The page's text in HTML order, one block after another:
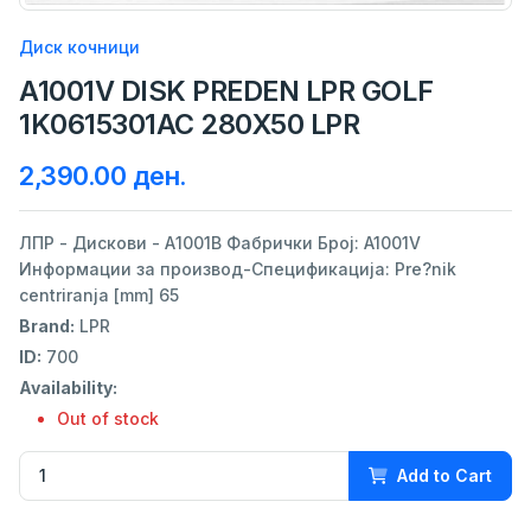
Диск кочници
A1001V DISK PREDEN LPR GOLF
1K0615301AC 280X50 LPR
2,390.00 ден.
ЛПР - Дискови - А1001В Фабрички Број: A1001V
Информации за производ-Спецификација: Pre?nik
centriranja [mm] 65
Brand: LPR
ID: 700
Availability:
Out of stock
Add to Cart